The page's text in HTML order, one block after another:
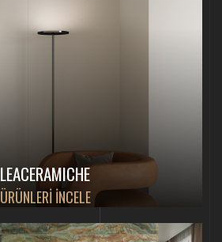
LEACERAMICHE
ÜRÜNLERİ İNCELE